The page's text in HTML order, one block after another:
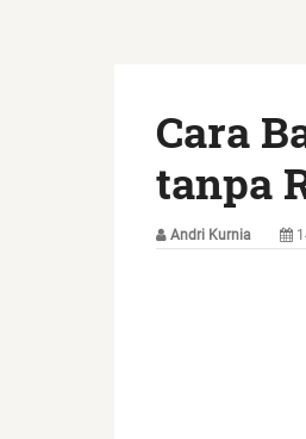
Cara
tanpa
Andri Kurnia